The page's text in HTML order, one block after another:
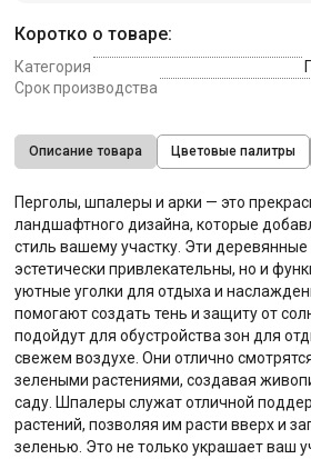
Коротко о товаре:
Категория
Срок производства
Описание товара Цветовые палитры
Перголы, шпалеры и арки — это
ландшафтного дизайна, которые
стиль вашему участку. Эти деревянные
эстетически привлекательны, но и
уютные уголки для отдыха и
помогают создать тень и защиту от
подойдут для обустройства зон для
свежем воздухе. Они отлично
зелеными растениями, создавая
саду. Шпалеры служат отличной
растений, позволяя им расти вверх и
зеленью. Это не только украшает ваш